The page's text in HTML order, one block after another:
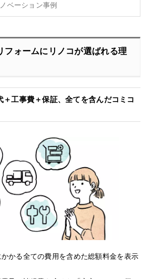
ベーション事例
フォームにリノコが選ばれる理
＋工事費＋保証、全てを含んだコミコ
かる全ての費用を含めた総額料金を表示